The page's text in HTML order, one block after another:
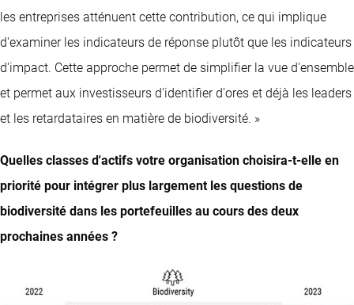
les entreprises atténuent cette contribution, ce qui implique
d'examiner les indicateurs de réponse plutôt que les indicateurs
d'impact. Cette approche permet de simplifier la vue d'ensemble
et permet aux investisseurs d'identifier d'ores et déjà les leaders
et les retardataires en matière de biodiversité. »
Quelles classes d'actifs votre organisation choisira-t-elle en
priorité pour intégrer plus largement les questions de
biodiversité dans les portefeuilles au cours des deux
prochaines années ?